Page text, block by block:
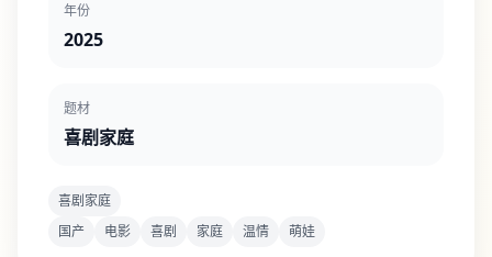
年份
2025
题材
喜剧家庭
喜剧家庭
国产
电影 喜剧 家庭 温情 萌娃